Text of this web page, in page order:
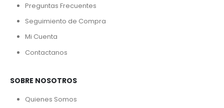
Preguntas Frecuentes
Seguimiento de Compra
Mi Cuenta
Contactanos
SOBRE NOSOTROS
Quienes Somos